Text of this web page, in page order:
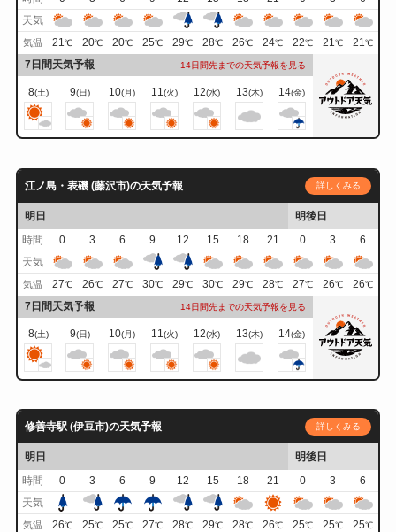
天気
気温 21℃ 20℃ 20℃ 25℃ 29℃ 28℃ 26℃ 24℃ 22℃ 21℃ 21℃
7日間天気予報 14日間先までの天気予報を見る
8(土) 9(日) 10(月) 11(火) 12(水) 13(木) 14(金)
江ノ島・表磯 (藤沢市)の天気予報 詳しくみる
明日
明後日
時間
0 3 6 9 12 15 18 21 0 3
6
天気
気温 27℃ 26℃ 27℃ 30℃ 29℃ 30℃ 29℃ 28℃ 27℃ 26℃ 26℃
7日間天気予報 14日間先までの天気予報を見る
8(土) 9(日) 10(月) 11 (火) 12(水) 13(木) 14(金)
修善寺駅 (伊豆市)の天気予報 詳しくみる
明日
明後日
時間
0 3 6 9 12 15 18 21 0 3
6
天気
気温 26℃ 25℃ 25℃ 27℃ 28℃ 29℃ 28℃ 26℃ 25℃ 25℃ 25℃